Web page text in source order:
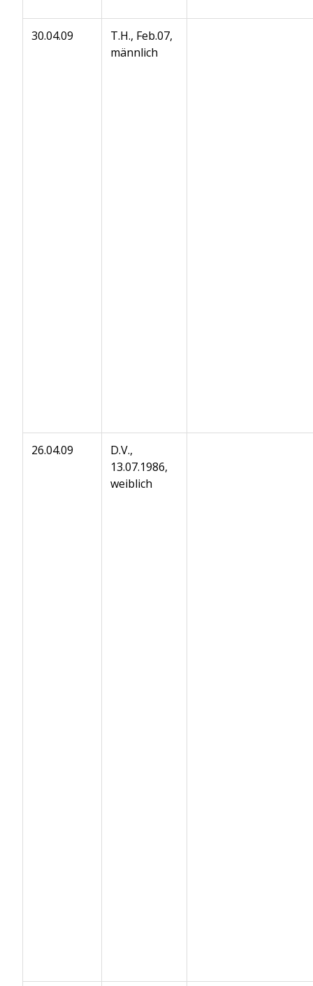
30.04.09
T.H., Feb.07,
männlich
26.04.09
D.V.,
13.07.1986,
weiblich